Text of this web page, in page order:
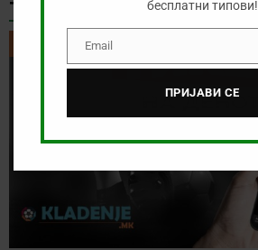
ТИКЕТ НА ДЕНОТ
ТИКЕТ НА ДЕНОТ
бесплатни типови!
EmailEmail
ПРИЈАВИ СЕ